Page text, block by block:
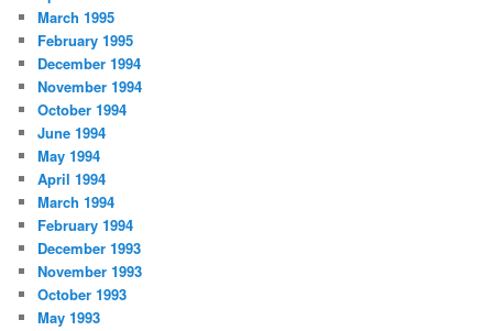
March 1995
February 1995
December 1994
November 1994
October 1994
June 1994
May 1994
April 1994
March 1994
February 1994
December 1993
November 1993
October 1993
May 1993